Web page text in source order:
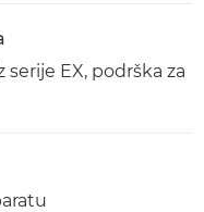
serije EX, podrška za